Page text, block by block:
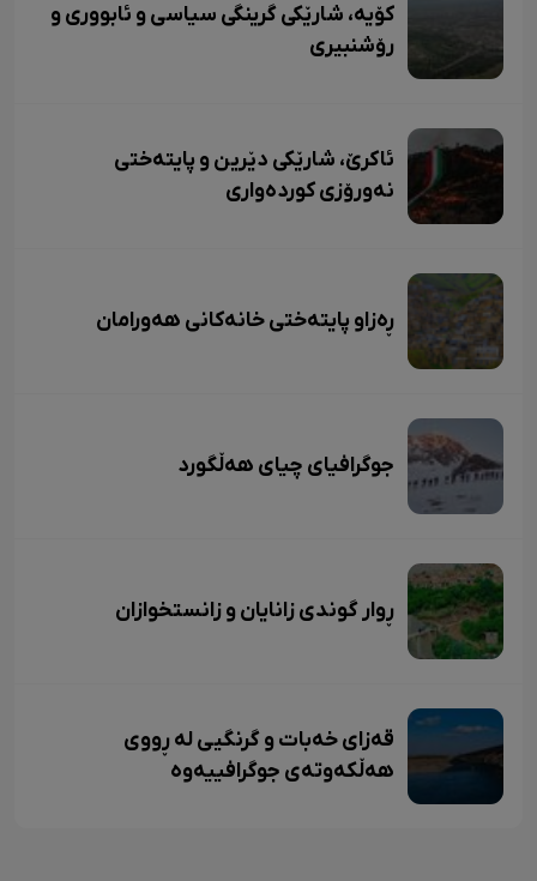
کۆیە، شارێکی گرینگی سیاسی و ئابووری و
رۆشنبیری
ئاکرێ، شارێکی دێرین و پایتەختی
نەورۆزی کوردەواری
ڕەزاو پایتەختی خانەکانی هەورامان
جوگرافیای چیای هەڵگورد
ڕوار گوندی زانایان و زانستخوازان
قەزای خەبات و گرنگیی لە ڕووی
هەڵکەوتەی جوگرافییەوە